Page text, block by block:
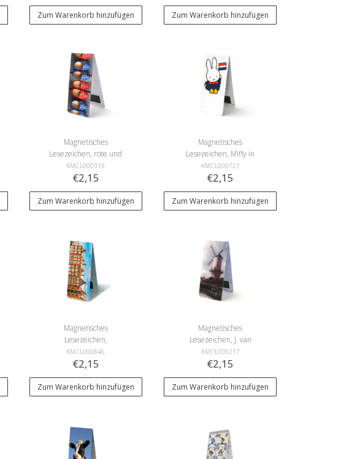
Zum Warenkorb hinzufügen Zum Warenkorb hinzufügen
Magnetisches
Lesezeichen, rote und
blaue Holzschuhe
KMCL000319
€2,15
Zum Warenkorb hinzufügen
Magnetisches
Lesezeichen, Miffy in
Holland
KMCL000721
€2,15
Zum Warenkorb hinzufügen
Magnetisches
Lesezeichen,
Kanalhäuser, Details
KMCL000846
€2,15
Zum Warenkorb hinzufügen
Magnetisches
Lesezeichen, J. van
Ruisdael, Windmühle
KMCL000217
€2,15
Zum Warenkorb hinzufügen